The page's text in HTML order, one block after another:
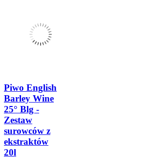
Piwo English
Barley Wine
25° Blg -
Zestaw
surowców z
ekstraktów
20l